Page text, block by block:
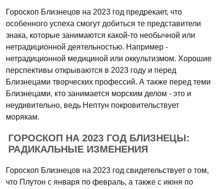
Гороскоп Близнецов на 2023 год предрекает, что
особенного успеха смогут добиться те представители
знака, которые занимаются какой-то необычной или
нетрадиционной деятельностью. Например -
нетрадиционной медициной или оккультизмом. Хорошие
перспективы открываются в 2023 году и перед
Близнецами творческих профессий. А также перед теми
Близнецами, кто занимается морским делом - это и
неудивительно, ведь Нептун покровительствует
морякам.
ГОРОСКОП НА 2023 ГОД БЛИЗНЕЦЫ:
РАДИКАЛЬНЫЕ ИЗМЕНЕНИЯ
Гороскоп Близнецов на 2023 год свидетельствует о том,
что Плутон с января по февраль, а также с июня по